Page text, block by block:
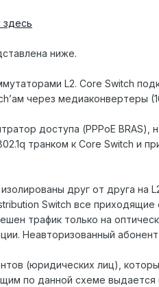
здесь
ниже.
L2. Core Switch
через медиаконвертеры
доступа (PPPoE BRAS),
транком к Core Switch и
друг от друга на
Switch все
трафик только на
Неавторизованный
(юридических лиц),
по данной схеме выдается